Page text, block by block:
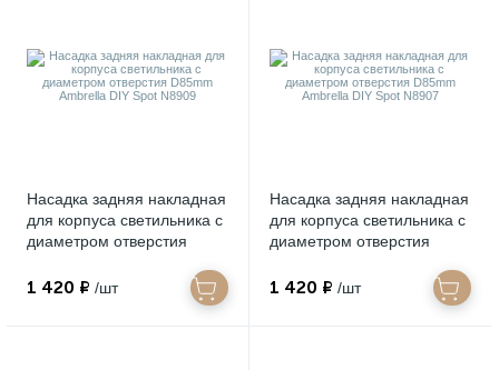
Насадка задняя накладная
для корпуса светильника с
диаметром отверстия
N8909
1 420 ₽ /шт
Насадка задняя накладная
для корпуса светильника с
диаметром отверстия
N8907
1 420 ₽ /шт